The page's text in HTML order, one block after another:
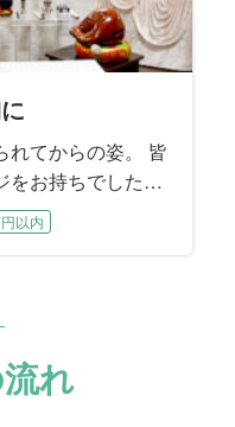
れてからの姿。 皆
をお持ちでした。
しいただきなが
きました。
以内
れ